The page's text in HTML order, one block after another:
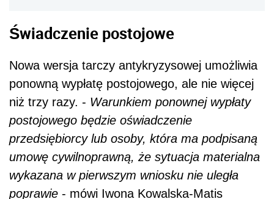
Świadczenie postojowe
Nowa wersja tarczy antykryzysowej umożliwia
ponowną wypłatę postojowego, ale nie więcej
niż trzy razy. - Warunkiem ponownej wypłaty
postojowego będzie oświadczenie
przedsiębiorcy lub osoby, która ma podpisaną
umowę cywilnoprawną, że sytuacja materialna
wykazana w pierwszym wniosku nie uległa
poprawie - mówi Iwona Kowalska-Matis